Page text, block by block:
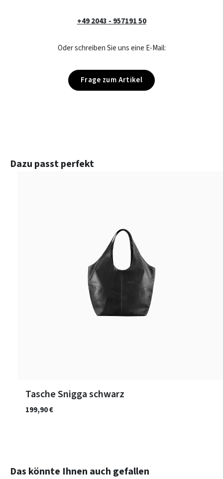
+49 2043 - 957191 50
Oder schreiben Sie uns eine E-Mail:
Frage zum Artikel
Produktgalerie überspringen
Dazu passt perfekt
Tasche Snigga schwarz
199,90 €
Produktgalerie überspringen
Das könnte Ihnen auch gefallen